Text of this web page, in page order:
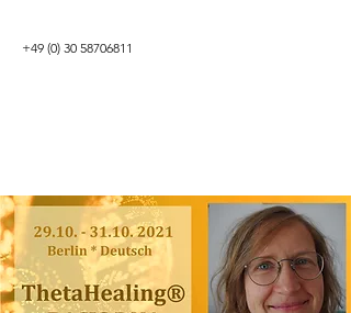
+49 (0) 30 58706811